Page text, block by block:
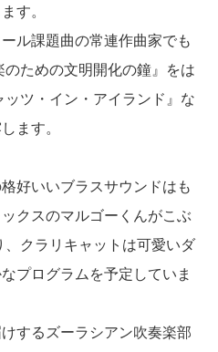
す。
ル課題曲の常連作曲家でも
ための文明開化の鐘』をは
ッツ・イン・アイランド』な
ます。
好いいブラスサウンドはも
クスのマルゴーくんがこぶ
、クラリキャットは可愛いダ
プログラムを予定していま
するズーラシアン吹奏楽部